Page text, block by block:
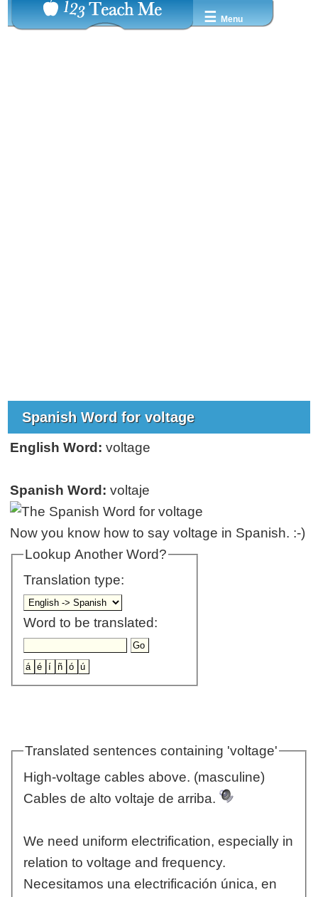
☰ Menu
Spanish Word for voltage
English Word: voltage
Spanish Word: voltaje
Now you know how to say voltage in Spanish. :-)
Lookup Another Word?
Translation type:
Word to be translated:
Translated sentences containing 'voltage'
High-voltage cables above. (masculine)
Cables de alto voltaje de arriba.
We need uniform electrification, especially in
relation to voltage and frequency.
Necesitamos una electrificación única, en